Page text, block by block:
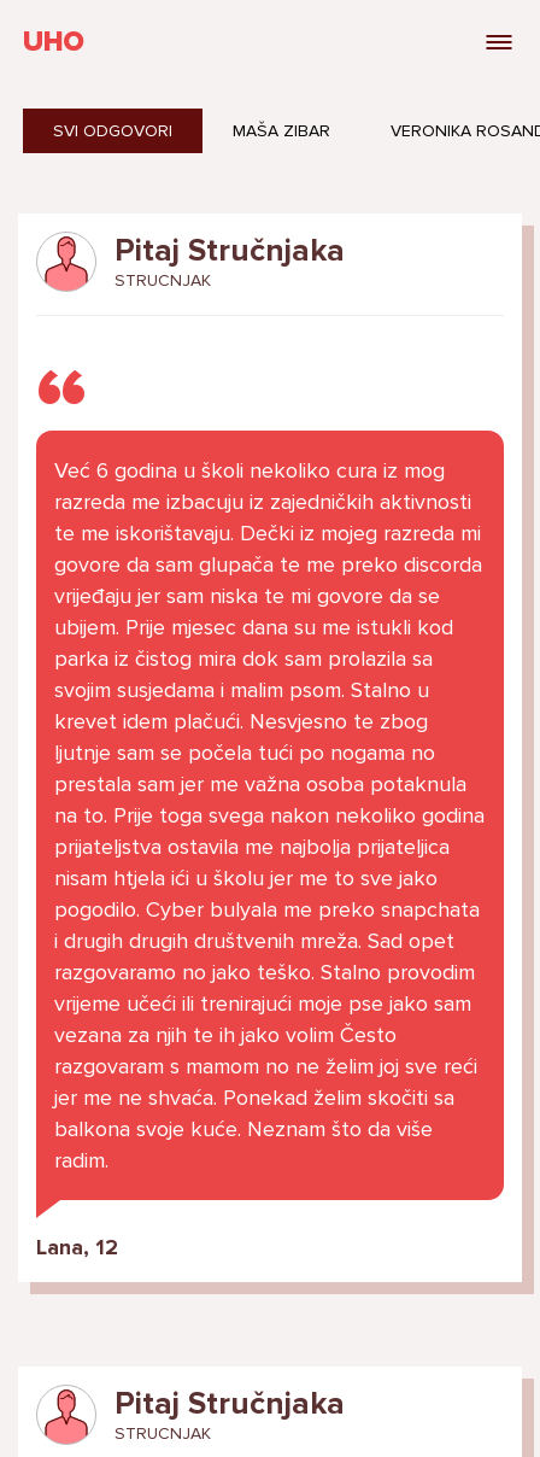
UHO
SVI ODGOVORI MAŠA ZIBAR VERONIKA
Pitaj Stručnjaka
STRUCNJAK
Već 6 godina u školi nekoliko cura iz mog
razreda me izbacuju iz zajedničkih aktivnosti
te me iskorištavaju. Dečki iz mojeg razreda mi
govore da sam glupača te me preko discorda
vrijeđaju jer sam niska te mi govore da se
ubijem. Prije mjesec dana su me istukli kod
parka iz čistog mira dok sam prolazila sa
svojim susjedama i malim psom. Stalno u
krevet idem plačući. Nesvjesno te zbog
ljutnje sam se počela tući po nogama no
prestala sam jer me važna osoba potaknula
na to. Prije toga svega nakon nekoliko godina
prijateljstva ostavila me najbolja prijateljica
nisam htjela ići u školu jer me to sve jako
pogodilo. Cyber bulyala me preko snapchata
i drugih drugih društvenih mreža. Sad opet
razgovaramo no jako teško. Stalno provodim
vrijeme učeći ili trenirajući moje pse jako sam
vezana za njih te ih jako volim Često
razgovaram s mamom no ne želim joj sve reći
jer me ne shvaća. Ponekad želim skočiti sa
balkona svoje kuće. Neznam što da više
radim.
Lana, 12
Pitaj Stručnjaka
STRUCNJAK